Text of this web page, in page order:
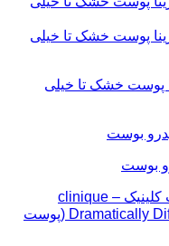
پوست خشک تا خیلی
بوست